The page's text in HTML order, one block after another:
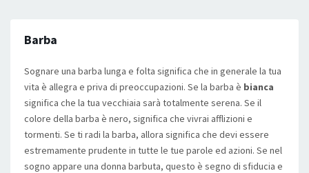
Barba
Sognare una barba lunga e folta significa che in generale la tua
vita è allegra e priva di preoccupazioni. Se la barba è bianca
significa che la tua vecchiaia sarà totalmente serena. Se il
colore della barba è nero, significa che vivrai afflizioni e
tormenti. Se ti radi la barba, allora significa che devi essere
estremamente prudente in tutte le tue parole ed azioni. Se nel
sogno appare una donna barbuta, questo è segno di sfiducia e